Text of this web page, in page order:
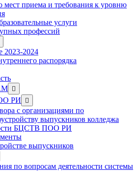
мест приема и требования к уровню
услуги
профессий
2023-2024
распорядка
Show
sub
menu
РИ
Show
sub
menu
с организациями по
выпускников колледжа
БЦСТВ ПОО РИ
выпускников
по вопросам деятельности системы